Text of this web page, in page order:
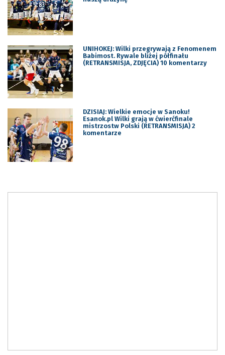
UNIHOKEJ: Wilki przegrywają z Fenomenem
Babimost. Rywale bliżej półfinału
(RETRANSMISJA, ZDJĘCIA) 10 komentarzy
DZISIAJ: Wielkie emocje w Sanoku!
Esanok.pl Wilki grają w ćwierćfinale
mistrzostw Polski (RETRANSMISJA) 2
komentarze